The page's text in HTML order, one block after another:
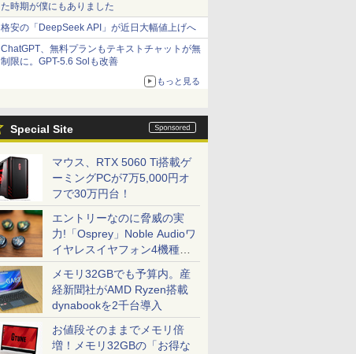
た時期が僕にもありました
格安の「DeepSeek API」が近日大幅値上げへ
ChatGPT、無料プランもテキストチャットが無
制限に。GPT-5.6 Solも改善
もっと見る
Special Site
マウス、RTX 5060 Ti搭載ゲ
ーミングPCが7万5,000円オ
フで30万円台！
エントリーなのに脅威の実
力!「Osprey」Noble Audioワ
イヤレスイヤフォン4機種を
一気に聴く
メモリ32GBでも予算内。産
経新聞社がAMD Ryzen搭載
dynabookを2千台導入
お値段そのままでメモリ倍
増！メモリ32GBの「お得な